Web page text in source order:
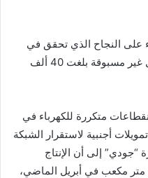
على النجاح الذي تحقق في
صيف 2025، والذي شهد تلبية أحمال غير مسبوقة بلغت 40 ألف
متكررة للكهرباء في
تمويلات أجنبية لاستقرار الشبكة
“جودي” إلى أن الإنتاج
سجل 3214 مليون متر مكعب في أبريل الماضي،